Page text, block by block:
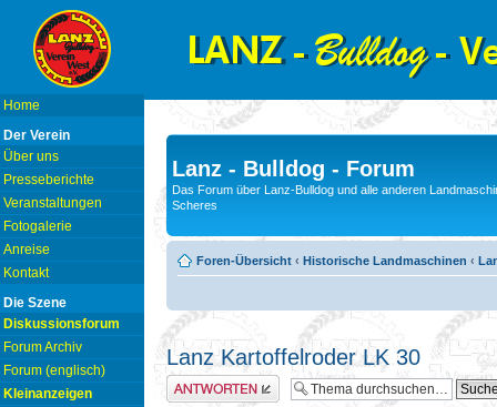
Home
Der Verein
Über uns
Presseberichte
Veranstaltungen
Fotogalerie
Anreise
Kontakt
Die Szene
Diskussionsforum
Forum Archiv
Forum (englisch)
Kleinanzeigen
Lanz - Bulldog - Forum
Das Forum über Lanz-Bulldog und alle anderen
Scheres
Foren-Übersicht ‹ Historische Landmaschinen ‹
Lanz Kartoffelroder LK 30
Antwort erstellen